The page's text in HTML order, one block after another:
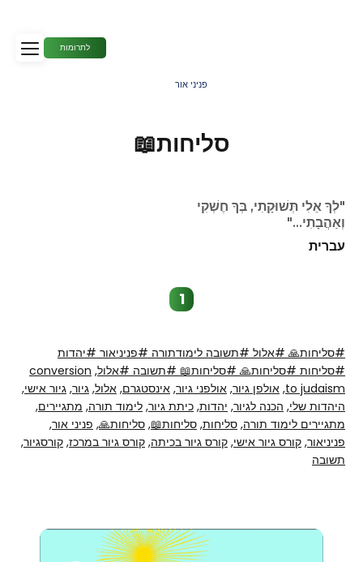
פניני אור
לתרומות
סליחות📖
"לְךָ אֵלִי תְּשׁוּקָתִי, בְּךָ חֶשְׁקִי
וְאַהֲבָתִי…"
עברית
1
#סליחות🙏 #אלול #תשובה לימודתורה #פניניאור #יהדות
#סליחות #סליחות🙏 #סליחות📖 #תשובה #אלול,
conversion
to judaism
, אולפן גיור, אולפני גיור, אינסטגרם, אלול, גיור, גיור אישי,
היהדות שלי, הכנה לגיור, יהדות, כיתת גיור, לימוד תורה, מתגיירים,
מתגיירים לימוד תורה, סליחות, סליחות📖, סליחות🙏, פניני אור,
פניניאור, קורס גיור אישי, קורס גיור בכיתה, קורס גיור במרכז, קורסגיור,
תשובה